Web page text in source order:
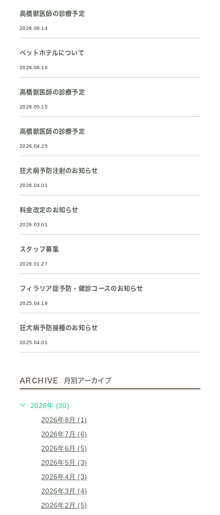
高橋獣医師の診療予定
2026.06.14
ペットホテルについて
2026.06.10
高橋獣医師の診療予定
2026.05.15
高橋獣医師の診療予定
2026.04.25
狂犬病予防注射のお知らせ
2026.04.01
料金改定のお知らせ
2026.03.01
スタッフ募集
2026.01.27
フィラリア症予防・健診コースのお知らせ
2025.04.19
狂犬病予防接種のお知らせ
2025.04.01
ARCHIVE 月別アーカイブ
2026年 (30)
2026年8月 (1)
2026年7月 (6)
2026年6月 (5)
2026年5月 (3)
2026年4月 (3)
2026年3月 (4)
2026年2月 (5)